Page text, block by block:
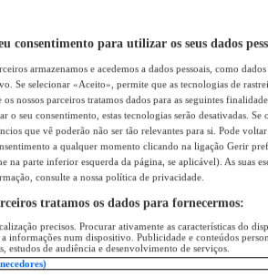
consentimento para utilizar os seus dados
armazenamos e acedemos a dados pessoais, como
Se selecionar «Aceito», permite que as tecnologias de
os nossos parceiros tratamos dados para as seguintes
o seu consentimento, estas tecnologias serão desativadas. Se
que vê poderão não ser tão relevantes para si. Pode voltar
a qualquer momento clicando na ligação Gerir
na parte inferior esquerda da página, se aplicável). As suas
consulte a nossa política de privacidade.
tratamos os dados para fornecermos:
precisos. Procurar ativamente as características do
informações num dispositivo. Publicidade e conteúdos
estudos de audiência e desenvolvimento de serviços.